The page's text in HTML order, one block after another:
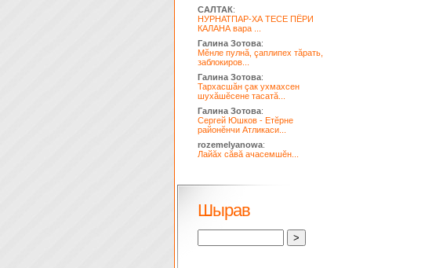
САЛТАК:
НУРНАТПАР-ХА ТЕСЕ ПЁРИ
КАЛАНА вара ...
Галина Зотова:
Мĕнле пулнă, çаплипех тăрать,
заблокиров...
Галина Зотова:
Тархасшăн çак ухмахсен
шухăшĕсене тасатă...
Галина Зотова:
Сергей Юшков - Етĕрне
районĕнчи Атликаси...
rozemelyanowa:
Лайăх сăвă ачасемшĕн...
Шырав